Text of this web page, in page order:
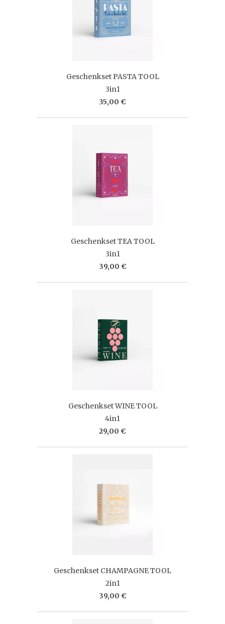
Geschenkset PASTA TOOL
3in1
35,00 €
Geschenkset TEA TOOL
3in1
39,00 €
Geschenkset WINE TOOL
4in1
29,00 €
Geschenkset CHAMPAGNE TOOL
2in1
39,00 €